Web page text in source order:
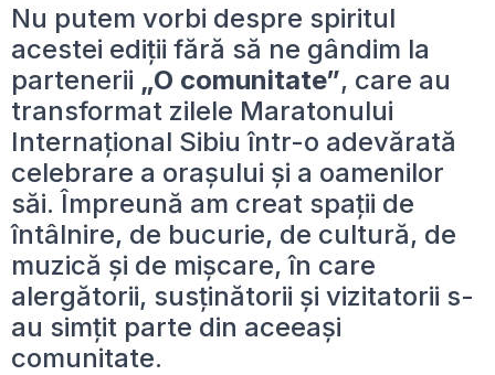
Nu putem vorbi despre spiritul
acestei ediții fără să ne gândim la
partenerii „O comunitate”, care au
transformat zilele Maratonului
Internațional Sibiu într-o adevărată
celebrare a orașului și a oamenilor
săi. Împreună am creat spații de
întâlnire, de bucurie, de cultură, de
muzică și de mișcare, în care
alergătorii, susținătorii și vizitatorii s-
au simțit parte din aceeași
comunitate.